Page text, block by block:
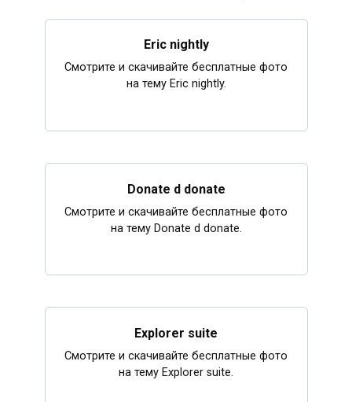
Eric nightly
Смотрите и скачивайте бесплатные фото
на тему Eric nightly.
Donate d donate
Смотрите и скачивайте бесплатные фото
на тему Donate d donate.
Explorer suite
Смотрите и скачивайте бесплатные фото
на тему Explorer suite.